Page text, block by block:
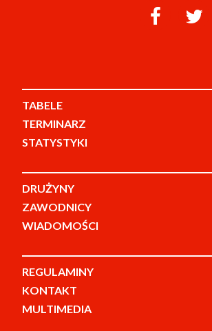
TABELE
TERMINARZ
STATYSTYKI
DRUŻYNY
ZAWODNICY
WIADOMOŚCI
REGULAMINY
KONTAKT
MULTIMEDIA